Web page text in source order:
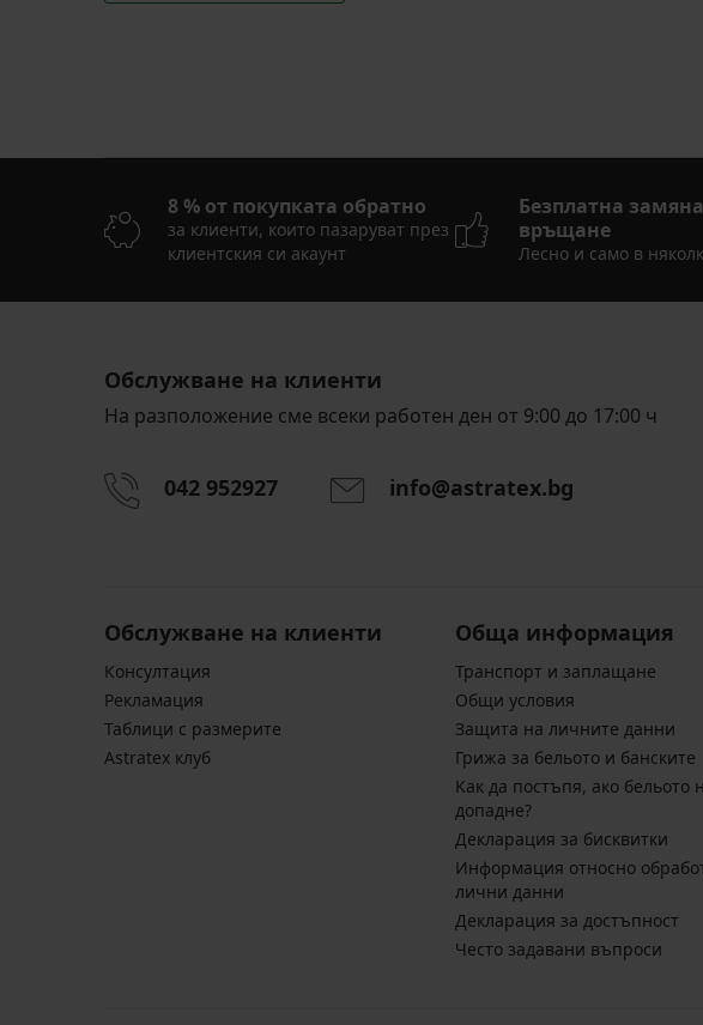
8 % от покупката обратно
за клиенти, които пазаруват през
клиентския си акаунт
Безплатна
връщане
Лесно и само в
Обслужване на клиенти
На разположение сме всеки работен ден от 9:00 до 17:00 ч
042 952927 info@astratex.bg
Обслужване на клиенти
Консултация
Pекламация
Таблици с размерите
Astratex клуб
Обща информация
Транспорт и заплащане
Общи условия
Защита на личните данни
Грижа за бельото и банските
Kак да постъпя, ако бельото
допадне?
Декларация за бисквитки
Информация относно
лични данни
Декларация за достъпност
Често задавани въпроси